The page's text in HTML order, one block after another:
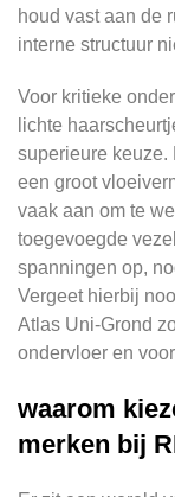
houd vast aan de
interne structuur
Voor kritieke
lichte
superieure keuze.
een groot
vaak aan om te
toegevoegde
spanningen op,
Vergeet hierbij
Atlas Uni-Grond
ondervloer en
waarom
merken bij